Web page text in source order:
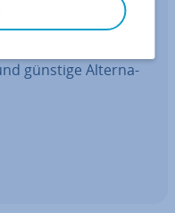
günstige Al­ter­na­